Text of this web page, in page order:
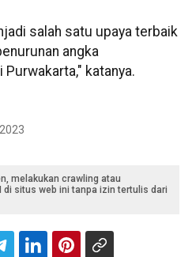
salah satu upaya terbaik
angka
katanya.
melakukan crawling atau
situs web ini tanpa izin tertulis dari